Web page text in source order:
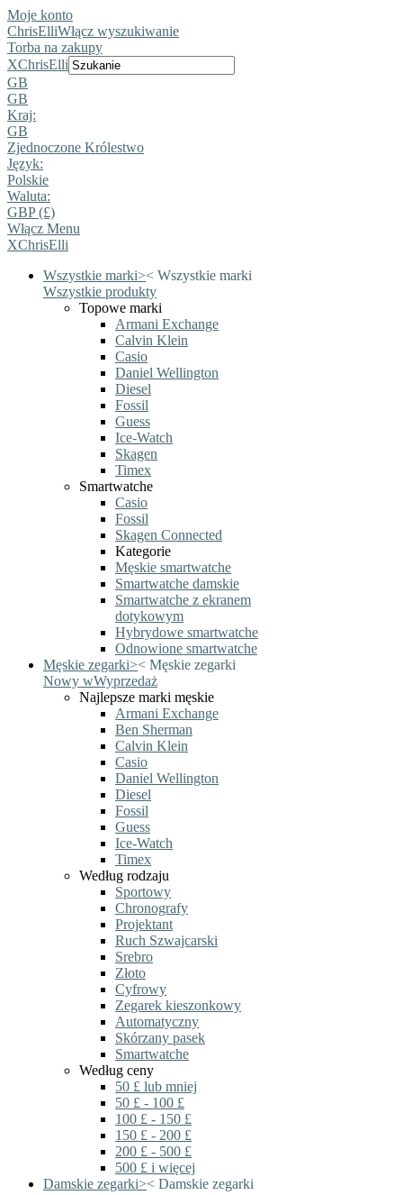
Moje konto
ChrisElliWłącz wyszukiwanie
Torba na zakupy
XChrisElli
GB
GB
Kraj:
GB
Zjednoczone Królestwo
Język:
Polskie
Waluta:
GBP (£)
Włącz Menu
XChrisElli
Wszystkie marki>< Wszystkie marki
Wszystkie produkty
Topowe marki
Armani Exchange
Calvin Klein
Casio
Daniel Wellington
Diesel
Fossil
Guess
Ice-Watch
Skagen
Timex
Smartwatche
Casio
Fossil
Skagen Connected
Kategorie
Męskie smartwatche
Smartwatche damskie
Smartwatche z ekranem
dotykowym
Hybrydowe smartwatche
Odnowione smartwatche
Męskie zegarki>< Męskie zegarki
Nowy wWyprzedaż
Najlepsze marki męskie
Armani Exchange
Ben Sherman
Calvin Klein
Casio
Daniel Wellington
Diesel
Fossil
Guess
Ice-Watch
Timex
Według rodzaju
Sportowy
Chronografy
Projektant
Ruch Szwajcarski
Srebro
Złoto
Cyfrowy
Zegarek kieszonkowy
Automatyczny
Skórzany pasek
Smartwatche
Według ceny
50 £ lub mniej
50 £ - 100 £
100 £ - 150 £
150 £ - 200 £
200 £ - 500 £
500 £ i więcej
Damskie zegarki>< Damskie zegarki